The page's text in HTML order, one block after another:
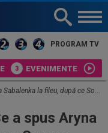
PROGRAM TV
EVENIMENTE
după ce Sorana Cîrstea a eliminat-o la Roma
a spus Aryna